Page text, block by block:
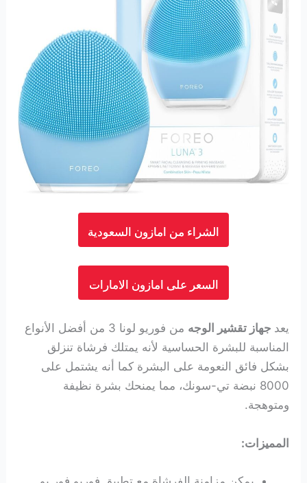
الشراء من امازون السعودية
السعر على امازون الامارات
يعد جهاز تقشير الوجه
من فوريو لونا 3 من أفضل الأنواع
المناسبة للبشرة الحساسية لأنه يمتلك فرشاة تنزلق
بشكل فائق النعومة على البشرة كما أنه يشتمل على
8000 نبضة تي-سونك، مما يمنحك بشرة نظيفة
ومتوهجة.
المميزات: